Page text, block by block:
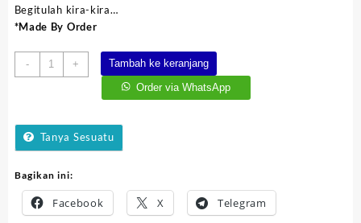
Begitulah kira-kira…
*Made By Order
-
Kuantitas
Bolu
+
Tambah ke keranjang
Order via WhatsApp
Tanya Sesuatu
Bagikan ini:
Facebook X Telegram